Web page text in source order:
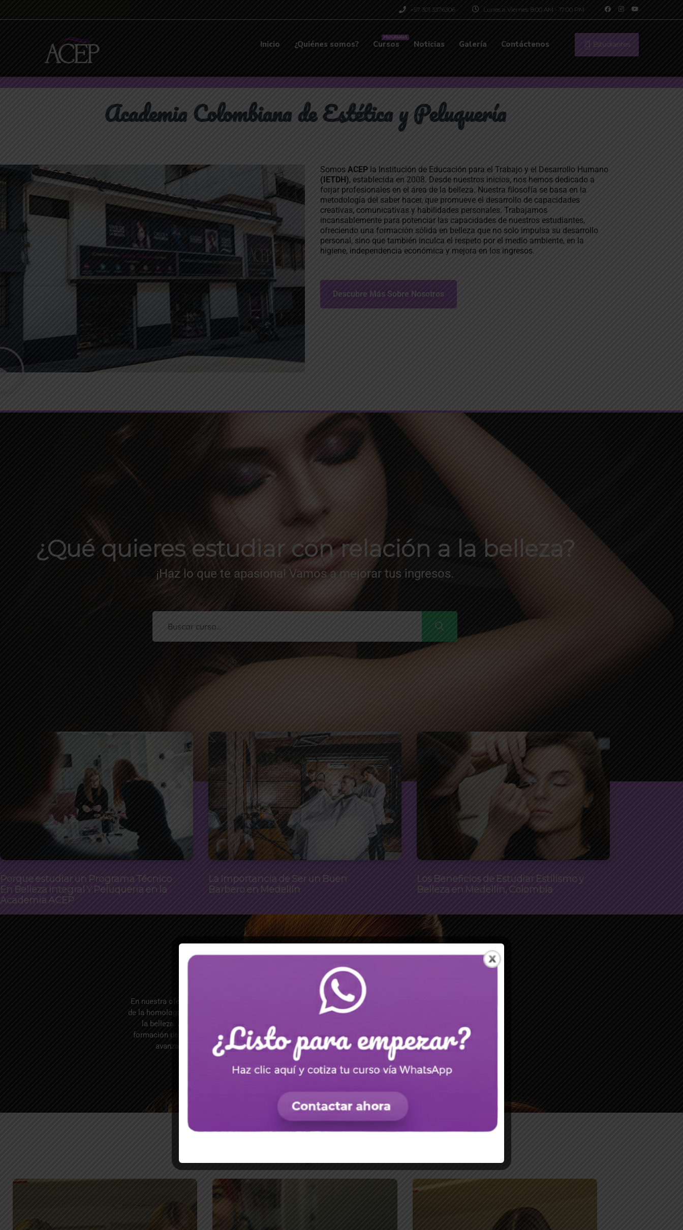
Lunes a Viernes: 8:00 AM - 17:00 PM
‪+57 301 3376306
Estudiantes
Inicio ¿Quiénes somos? Cursos
PROGRAMAS
Noticias Galería Contáctenos
Academia Colombiana de Estética y Peluquería
Somos ACEP la Institución de Educación para el Trabajo y el Desarrollo Humano
(IETDH), establecida en 2008. Desde nuestros inicios, nos hemos dedicado a
forjar profesionales en el área de la belleza. Nuestra filosofía se basa en la
metodología del saber hacer, que promueve el desarrollo de capacidades
creativas, comunicativas y habilidades personales. Trabajamos
incansablemente para potenciar las capacidades de nuestros estudiantes,
ofreciendo una formación sólida en belleza que no solo impulsa su desarrollo
personal, sino que también inculca el respeto por el medio ambiente, en la
higiene, independencia económica y mejora en los ingresos.
Descubre Más Sobre Nosotros
¿Qué quieres estudiar con relación a la belleza?
¡Haz lo que te apasiona! Vamos a mejorar tus ingresos.
Porque estudiar un Programa Técnico
En Belleza Integral Y Peluqueria en la
Academia ACEP
La Importancia de Ser un Buen
Barbero en Medellín
Los Beneficios de Estudiar Estilismo y
Belleza en Medellín, Colombia
Nuestra Oferta
En nuestra oferta de programas, te brindamos la oportunidad de obtener una
de la homologación de competencias y módulos, agilizamos tu camino hacia el éxito en la industria de
la belleza. Además, valoramos tu experiencia laboral y práctica, lo que te permite avanzar en tu
formación de manera eficiente. Así, te garantizamos que adquirirás los conocimientos necesarios y
avanzarás en tu carrera de manera efectiva en el área de belleza y estética ornamental.
Técnicos y Cursos